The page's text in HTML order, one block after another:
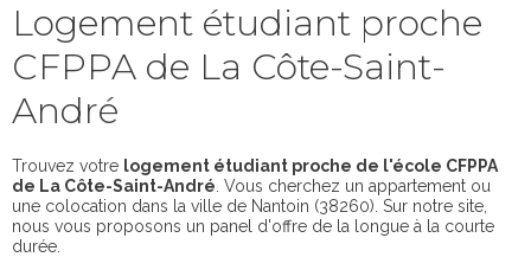
Logement étudiant proche
CFPPA de La Côte-Saint-
André
Trouvez votre logement étudiant proche de l'école CFPPA
de La Côte-Saint-André . Vous cherchez un appartement ou
une colocation dans la ville de Nantoin (38260). Sur notre site,
nous vous proposons un panel d'offre de la longue à la courte
durée.